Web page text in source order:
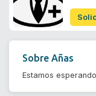
SobreAñas
Estamos